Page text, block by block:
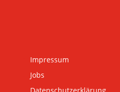
Impressum
Jobs